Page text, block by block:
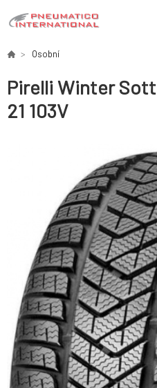
Osobní
Pirelli Winter
21 103V